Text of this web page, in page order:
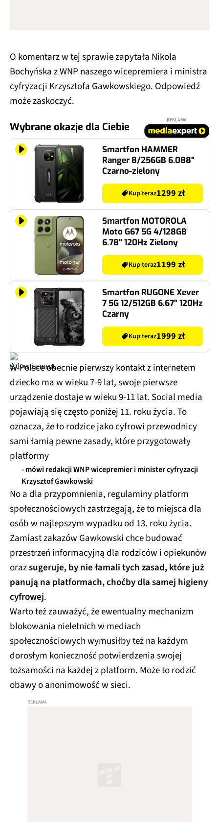
O komentarz w tej sprawie zapytała Nikola
Bochyńska z WNP naszego wicepremiera i ministra
cyfryzacji Krzysztofa Gawkowskiego. Odpowiedź
może zaskoczyć.
Wybrane okazje dla Ciebie
REKLAMA
Smartfon HAMMER
Ranger 8/256GB 6.088"
Czarno-zielony
Kup teraz1299 zł
Smartfon MOTOROLA
Moto G67 5G 4/128GB
6.78" 120Hz Zielony
Kup teraz1199 zł
Smartfon RUGONE Xever
7 5G 12/512GB 6.67" 120Hz
Czarny
Kup teraz1999 zł
W Polsce obecnie pierwszy kontakt z internetem
dziecko ma w wieku 7-9 lat, swoje pierwsze
urządzenie dostaje w wieku 9-11 lat. Social media
pojawiają się często poniżej 11. roku życia. To
oznacza, że to rodzice jako cyfrowi przewodnicy
sami łamią pewne zasady, które przygotowały
platformy
- mówi redakcji WNP wicepremier i minister cyfryzacji
Krzysztof Gawkowski
No a dla przypomnienia, regulaminy platform
społecznościowych zastrzegają, że to miejsca dla
osób w najlepszym wypadku od 13. roku życia.
Zamiast zakazów Gawkowski chce budować
przestrzeń informacyjną dla rodziców i opiekunów
orazsugeruje, by nie łamali tych zasad, które już
panują na platformach, choćby dla samej higieny
cyfrowej.
Warto też zauważyć, że ewentualny mechanizm
blokowania nieletnich w mediach
społecznościowych wymusiłby też na każdym
dorosłym konieczność potwierdzenia swojej
tożsamości na każdej z platform. Może to rodzić
obawy o anonimowość w sieci.